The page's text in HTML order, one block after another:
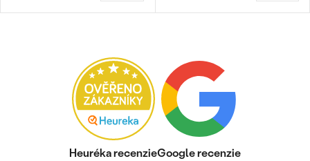
Heuréka recenzieGoogle recenzie